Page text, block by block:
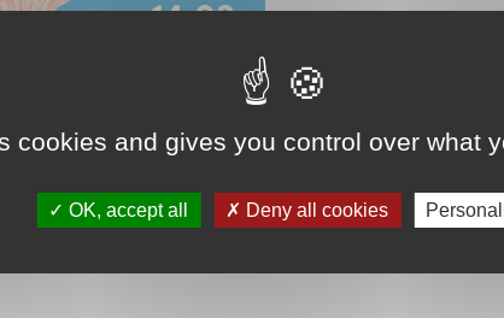
de Besançon où elle s’est réinstallée après
en 2020, elle développe un intérêt tout
de prédilection
cookies and gives you control over what
OK, accept all Deny all cookies